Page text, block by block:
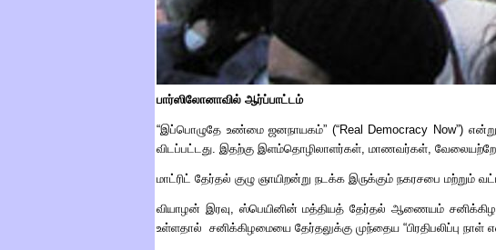
பார்ஸிலோனாவில் ஆர்ப்பாட்டம்
“இப்பொழுதே உண்மை ஜனநாயகம்” (“Real Democracy Now”)
விடப்பட்டது. இதற்கு இளம்தொழிலாளர்கள், மாணவர்கள்,
மாட்ரிட் தேர்தல் குழு ஞாயிறன்று நடக்க இருக்கும் நகரசபை
வியாழன் இரவு, ஸ்பெயினின் மத்தியத் தேர்தல் ஆணையம்
உள்ளதால் சனிக்கிழமையை தேர்தலுக்கு முந்தைய “பிரதிபலிப்பு நாள்